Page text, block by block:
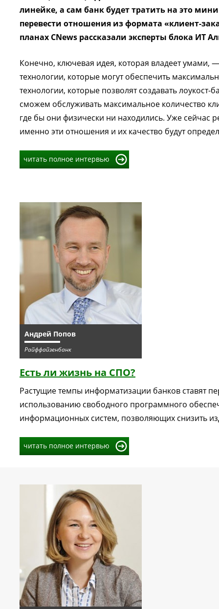
линейке, а сам банк будет тратить на это
перевести отношения из формата «клиент-
планах CNews рассказали эксперты блока ИТ
Конечно, ключевая идея, которая владеет умами,
технологии, которые могут обеспечить
технологии, которые позволят создавать
сможем обслуживать максимальное количество
где бы они физически ни находились. Уже сейчас
именно эти отношения и их качество будут
читать полное интервью
Андрей Попов
Райффайзенбанк
Есть ли жизнь на СПО?
Растущие темпы информатизации банков ставят
использованию свободного программного
информационных систем, позволяющих снизить
читать полное интервью